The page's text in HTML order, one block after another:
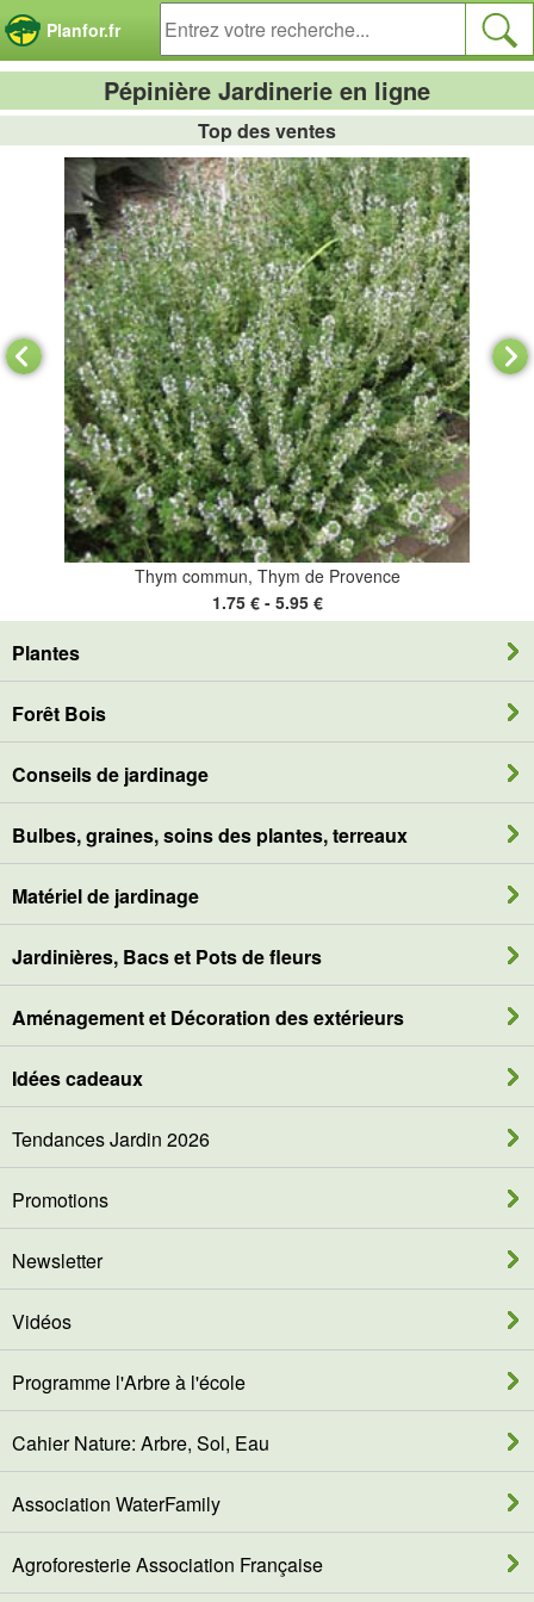
Planfor.fr
Pépinière Jardinerie en ligne
Top des ventes
Thym commun, Thym de Provence
1.75 € - 5.95 €
Plantes
Forêt Bois
Conseils de jardinage
Bulbes, graines, soins des plantes, terreaux
Matériel de jardinage
Jardinières, Bacs et Pots de fleurs
Aménagement et Décoration des extérieurs
Idées cadeaux
Tendances Jardin 2026
Promotions
Newsletter
Vidéos
Programme l'Arbre à l'école
Cahier Nature: Arbre, Sol, Eau
Association WaterFamily
Agroforesterie Association Française
Panneau de gestion des cookies